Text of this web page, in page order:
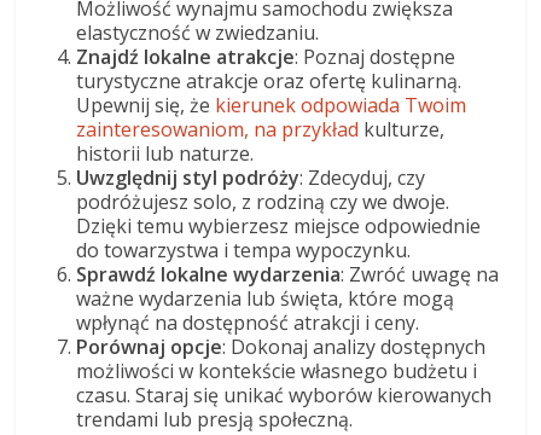
Możliwość wynajmu samochodu zwiększa
elastyczność w zwiedzaniu.
Znajdź lokalne atrakcje: Poznaj dostępne
turystyczne atrakcje oraz ofertę kulinarną.
Upewnij się, że kierunek odpowiada Twoim
zainteresowaniom, na przykład kulturze,
historii lub naturze.
Uwzględnij styl podróży: Zdecyduj, czy
podróżujesz solo, z rodziną czy we dwoje.
Dzięki temu wybierzesz miejsce odpowiednie
do towarzystwa i tempa wypoczynku.
Sprawdź lokalne wydarzenia: Zwróć uwagę na
ważne wydarzenia lub święta, które mogą
wpłynąć na dostępność atrakcji i ceny.
Porównaj opcje: Dokonaj analizy dostępnych
możliwości w kontekście własnego budżetu i
czasu. Staraj się unikać wyborów kierowanych
trendami lub presją społeczną.